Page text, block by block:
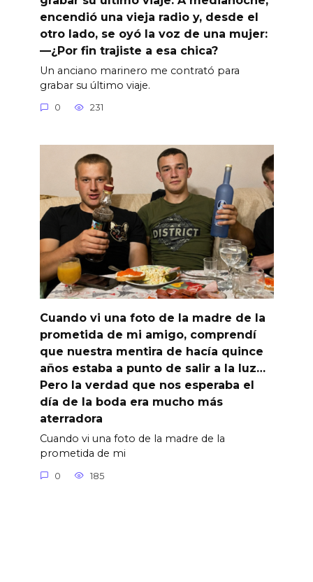
encendió una vieja radio y, desde el
otro lado, se oyó la voz de una mujer:
—¿Por fin trajiste a esa chica?
Un anciano marinero me contrató para
grabar su último viaje.
0 231
Cuando vi una foto de la madre de la
prometida de mi amigo, comprendí
que nuestra mentira de hacía quince
años estaba a punto de salir a la luz…
Pero la verdad que nos esperaba el
día de la boda era mucho más
aterradora
Cuando vi una foto de la madre de la
prometida de mi
0 185